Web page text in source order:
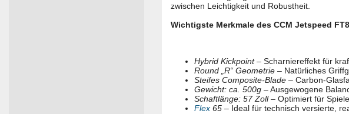
zwischen Leichtigkeit und Robustheit.
Wichtigste Merkmale des CCM Jetspeed
Hybrid Kickpoint– Scharniereffekt für
Round „R“ Geometrie – Natürliches
Steifes Composite-Blade – Carbon-
Gewicht: ca. 500g – Ausgewogene
Schaftlänge: 57 Zoll– Optimiert für
Flex 65 – Ideal für technisch versierte,